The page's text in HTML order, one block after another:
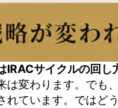
IRACサイクルの回し
は変わります。でも
れています。ではど